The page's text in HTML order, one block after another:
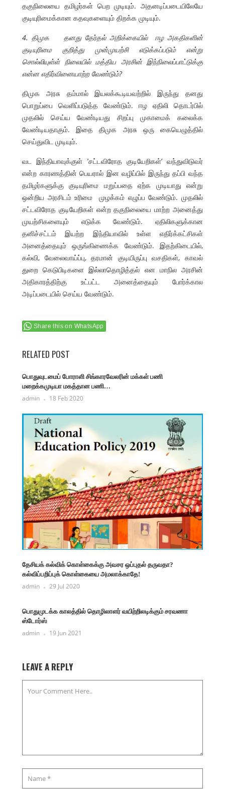
தகுநிலையை தமிழர்கள் பெற முடியும். அதனடிப்படையிலேயே
குடியுரிமைக்கான கதவுகளையும் திறக்க முடியும்.
4. திமுக தனது தேர்தல் அறிக்கையில் ஈழ அகதிகளின்
குடியுரிமை குறித்து முன்முயற்சி எடுக்கப்படும் என்று
சொல்லியுள்ள் நிலையில் மத்திய அரசின் இந்நிலைப்பாட்டுக்கு
என்ன எதிர்வினையாற்ற வேண்டும்?
திமுக அரசு தம்மால் இயலக்கூடியவற்றில் இருந்து தனது
பொறுப்பை வெளிப்படுத்த வேண்டும். ஈழ ஏதிலி தொடர்பில்
முதலில் செய்ய வேண்டியது சிறப்பு முகாமைக் கலைக்க
வேண்டியதாகும். இதை திமுக அரசு ஒரு கையெழுத்தில்
செய்துவிட முடியும்.
வட இந்தியாவுக்குள் ’சட்டவிரோத குடியேறிகள்’ வந்துவிடுவர்
என்ற காரணத்தின் பெயரால் இன வழிப்பில் இருந்து தப்பி வந்த
தமிழர்களுக்கு குடியுரிமை மறுப்பதை ஏற்க முடியாது என்று
ஒன்றிய அரசிடம் உரிமை முழக்கம் எழுப்ப வேண்டும். முதலில்
சட்டவிரோத குடியேறிகள் என்ற தகுநிலையை மாற்ற அனைத்து
முயற்சிகளையும் எடுக்க வேண்டும். ஏதிலிகளுக்கான
தனிச்சட்டம் இயற்ற இந்தியாவில் உள்ள எதிர்க்கட்சிகள்
அனைத்தையும் ஒருங்கிணைக்க வேண்டும். இதற்கிடையில்,
கல்வி, வேலைவாய்ப்பு, தரமான் குடியிருப்பு வசதிகள், காவல்
துறை கெடுபிடிகளை இல்லாதொழித்தல் என மாநில அரசின்
அதிகாரத்திற்கு உட்பட்ட அனைத்தையும் போர்க்கால
அடிப்படையில் செய்ய வேண்டும்.
Share this on WhatsApp
RELATED POST
பொதுவுடமைப் போராளி சிங்காரவேலரின் மக்கள் பணி
மறைக்கமுடியா மகத்தான பணி…
admin 18 Feb 2020
தேசியக் கல்விக் கொள்கைக்கு அவசர ஒப்புதல் தருவதா?
கல்விப்பறிப்புக் கொள்கையை அமலாக்காதே!
admin 29 Jul 2020
பொதுமுடக்க காலத்தில் தொழிலாளர் வயிற்றிலடிக்கும் சரவணா
ஸ்டோர்ஸ்
admin 19 Jun 2021
LEAVE A REPLY